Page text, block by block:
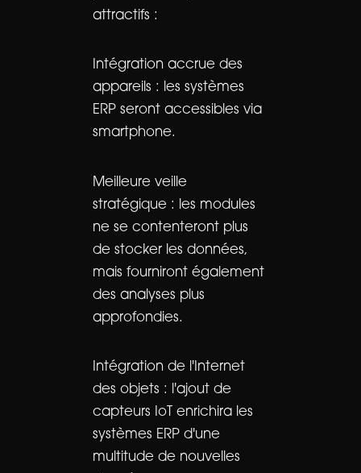
attractifs :
Intégration accrue des
appareils : les systèmes
ERP seront accessibles via
smartphone.
Meilleure veille
stratégique : les modules
ne se contenteront plus
de stocker les données,
mais fourniront également
des analyses plus
approfondies.
Intégration de l'Internet
des objets : l'ajout de
capteurs IoT enrichira les
systèmes ERP d'une
multitude de nouvelles